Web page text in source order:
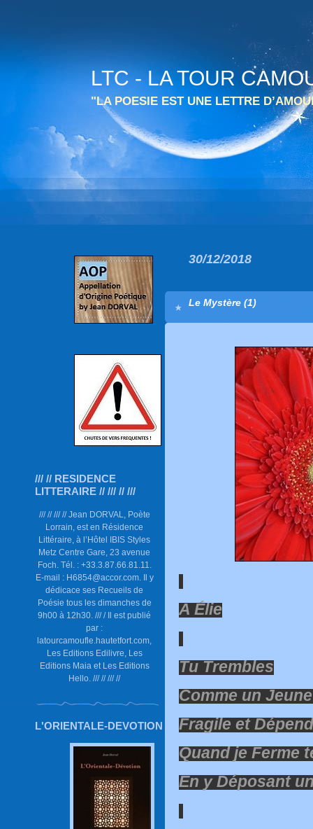
LTC - LA TOUR
"LA POESIE EST UNE LETTRE
/// // RESIDENCE
LITTERAIRE // /// // ///
/// // /// // Jean DORVAL, Poète
Lorrain, est en Résidence
Littéraire, à l’Hôtel IBIS Styles
Metz Centre Gare, 23 avenue
Foch. Tél. : +33.3.87.66.81.11.
E-mail : H6854@accor.com. Il y
dédicace ses Recueils de
Poésie tous les dimanches de
9h00 à 12h30. /// / Il est publié
par :
latourcamoufle.hautetfort.com,
Les Editions Edilivre, Les
Editions Maia et Les Editions
Hello. /// // /// //
L'ORIENTALE-DEVOTION
30/12/2018
Le Mystère (1)
A Élie
Tu Trembles
Comme un
Fragile et
Quand je Ferme
En y Déposant